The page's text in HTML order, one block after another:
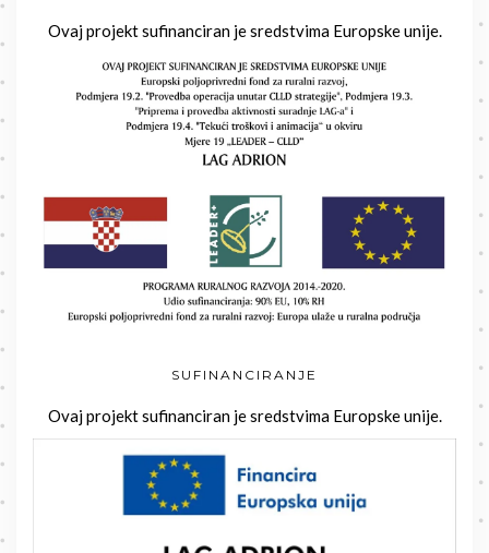
Ovaj projekt sufinanciran je sredstvima Europske unije.
SUFINANCIRANJE
Ovaj projekt sufinanciran je sredstvima Europske unije.